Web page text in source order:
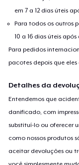
em 7 a 12 dias úteis
Para todos os outros
10 a 16 dias úteis
Para pedidos
pacotes depois que
Detalhes da
Entendemos que
danificado, com
substituí-lo ou oferecer
como nossos produtos
aceitar devoluções ou